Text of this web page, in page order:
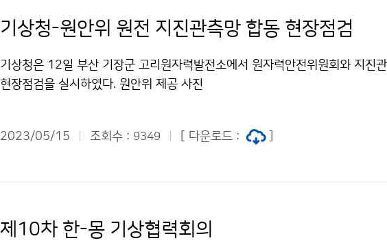
기상청-원안위 원전 지진관측망 합동 현장점검
기상청은 12일 부산 기장군 고리원자력발전소에서 원자력안전위원회와 지진
현장점검을 실시하였다. 원안위 제공 사진
2023/05/15 조회수 : 9349 [ 다운로드 :
제10차 한-몽 기상협력회의